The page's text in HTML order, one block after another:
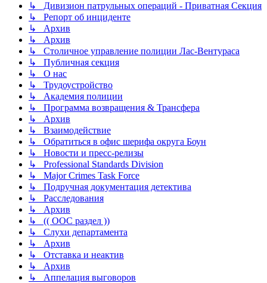
↳ Дивизион патрульных операций - Приватная Секция
↳ Репорт об инциденте
↳ Архив
↳ Архив
↳ Столичное управление полиции Лас-Вентураса
↳ Публичная секция
↳ О нас
↳ Трудоустройство
↳ Академия полиции
↳ Программа возвращения & Трансфера
↳ Архив
↳ Взаимодействие
↳ Обратиться в офис шерифа округа Боун
↳ Новости и пресс-релизы
↳ Professional Standards Division
↳ Major Crimes Task Force
↳ Подручная документация детектива
↳ Расследования
↳ Архив
↳ (( ООС раздел ))
↳ Слухи департамента
↳ Архив
↳ Отставка и неактив
↳ Архив
↳ Аппелация выговоров